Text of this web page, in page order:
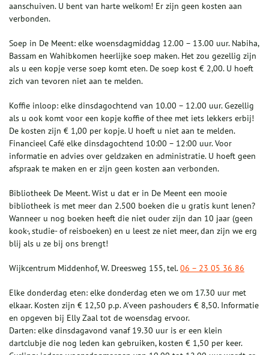
aanschuiven. U bent van harte welkom! Er zijn geen kosten aan
verbonden.
Soep in De Meent: elke woensdagmiddag 12.00 – 13.00 uur. Nabiha,
Bassam en Wahibkomen heerlijke soep maken. Het zou gezellig zijn
als u een kopje verse soep komt eten. De soep kost € 2,00. U hoeft
zich van tevoren niet aan te melden.
Koffie inloop: elke dinsdagochtend van 10.00 – 12.00 uur. Gezellig
als u ook komt voor een kopje koffie of thee met iets lekkers erbij!
De kosten zijn € 1,00 per kopje. U hoeft u niet aan te melden.
Financieel Café elke dinsdagochtend 10:00 – 12:00 uur. Voor
informatie en advies over geldzaken en administratie. U hoeft geen
afspraak te maken en er zijn geen kosten aan verbonden.
Bibliotheek De Meent. Wist u dat er in De Meent een mooie
bibliotheek is met meer dan 2.500 boeken die u gratis kunt lenen?
Wanneer u nog boeken heeft die niet ouder zijn dan 10 jaar (geen
kook-, studie- of reisboeken) en u leest ze niet meer, dan zijn we erg
blij als u ze bij ons brengt!
Wijkcentrum Middenhof, W. Dreesweg 155, tel.06 – 23 05 36 86
Elke donderdag eten: elke donderdag eten we om 17.30 uur met
elkaar. Kosten zijn € 12,50 p.p. A’veen pashouders € 8,50. Informatie
en opgeven bij Elly Zaal tot de woensdag ervoor.
Darten: elke dinsdagavond vanaf 19.30 uur is er een klein
dartclubje die nog leden kan gebruiken, kosten € 1,50 per keer.